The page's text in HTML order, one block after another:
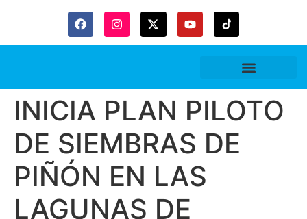
INICIA PLAN PILOTO
DE SIEMBRAS DE
PIÑÓN EN LAS
LAGUNAS DE